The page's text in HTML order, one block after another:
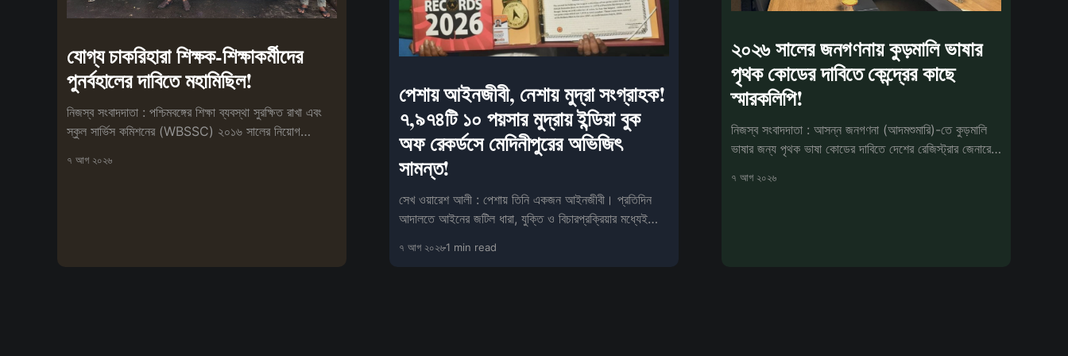
যোগ্য চাকরিহারা শিক্ষক-শিক্ষাকর্মীদের
পুনর্বহালের দাবিতে মহামিছিল!
নিজস্ব সংবাদদাতা : পশ্চিমবঙ্গের শিক্ষা ব্যবস্থা সুরক্ষিত রাখা এবং
স্কুল সার্ভিস কমিশনের (WBSSC) ২০১৬ সালের নিয়োগ
৭ আগ ২০২৬
পেশায় আইনজীবী, নেশায় মুদ্রা সংগ্রাহক!
৭,৯৭৪টি ১০ পয়সার মুদ্রায় ইন্ডিয়া বুক
অফ রেকর্ডসে মেদিনীপুরের অভিজিৎ
সামন্ত!
সেখ ওয়ারেশ আলী : পেশায় তিনি একজন আইনজীবী। প্রতিদিন
আদালতে আইনের জটিল ধারা, যুক্তি ও বিচারপ্রক্রিয়ার মধ্যেই
৭ আগ ২০২৬1 min read
২০২৬ সালের জনগণনায় কুড়মালি ভাষার
পৃথক কোডের দাবিতে কেন্দ্রের কাছে
স্মারকলিপি!
নিজস্ব সংবাদদাতা : আসন্ন জনগণনা (আদমশুমারি)-তে কুড়মালি
ভাষার জন্য পৃথক ভাষা কোডের দাবিতে দেশের রেজিস্ট্রার জেনারেল
৭ আগ ২০২৬